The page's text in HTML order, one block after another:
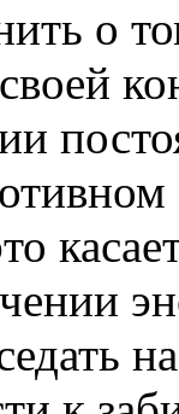
о